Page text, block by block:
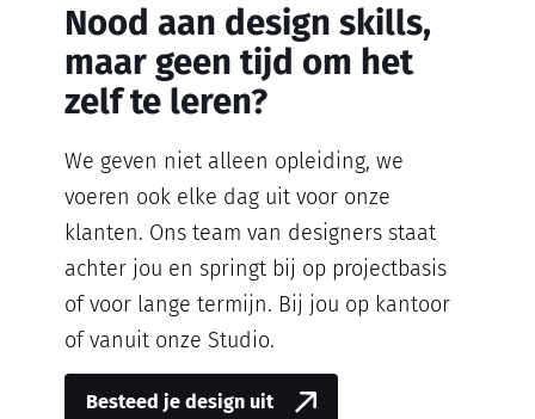
Nood aan design skills,
maar geen tijd om het
zelf te leren?
We geven niet alleen opleiding, we
voeren ook elke dag uit voor onze
klanten. Ons team van designers staat
achter jou en springt bij op projectbasis
of voor lange termijn. Bij jou op kantoor
of vanuit onze Studio.
Besteed je design uit